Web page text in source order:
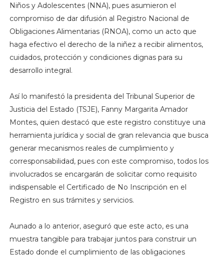
Niños y Adolescentes (NNA), pues asumieron el
compromiso de dar difusión al Registro Nacional de
Obligaciones Alimentarias (RNOA), como un acto que
haga efectivo el derecho de la niñez a recibir alimentos,
cuidados, protección y condiciones dignas para su
desarrollo integral.
Así lo manifestó la presidenta del Tribunal Superior de
Justicia del Estado (TSJE), Fanny Margarita Amador
Montes, quien destacó que este registro constituye una
herramienta jurídica y social de gran relevancia que busca
generar mecanismos reales de cumplimiento y
corresponsabilidad, pues con este compromiso, todos los
involucrados se encargarán de solicitar como requisito
indispensable el Certificado de No Inscripción en el
Registro en sus trámites y servicios.
Aunado a lo anterior, aseguró que este acto, es una
muestra tangible para trabajar juntos para construir un
Estado donde el cumplimiento de las obligaciones